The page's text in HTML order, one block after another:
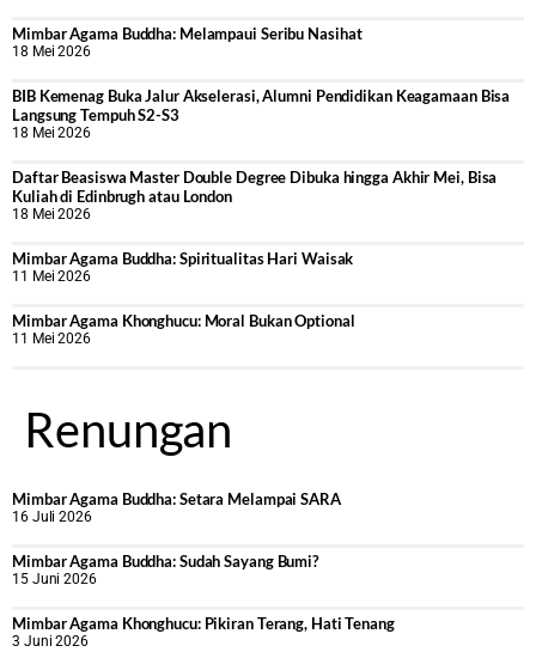
Mimbar Agama Buddha: Melampaui Seribu Nasihat
18 Mei 2026
BIB Kemenag Buka Jalur Akselerasi, Alumni Pendidikan Keagamaan Bisa
Langsung Tempuh S2-S3
18 Mei 2026
Daftar Beasiswa Master Double Degree Dibuka hingga Akhir Mei, Bisa
Kuliah di Edinbrugh atau London
18 Mei 2026
Mimbar Agama Buddha: Spiritualitas Hari Waisak
11 Mei 2026
Mimbar Agama Khonghucu: Moral Bukan Optional
11 Mei 2026
Renungan
Mimbar Agama Buddha: Setara Melampai SARA
16 Juli 2026
Mimbar Agama Buddha: Sudah Sayang Bumi?
15 Juni 2026
Mimbar Agama Khonghucu: Pikiran Terang, Hati Tenang
3 Juni 2026